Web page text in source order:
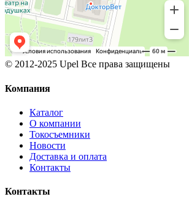
© 2012-2025 Upel Все права защищены
Компания
Каталог
О компании
Токосъемники
Новости
Доставка и оплата
Контакты
Контакты